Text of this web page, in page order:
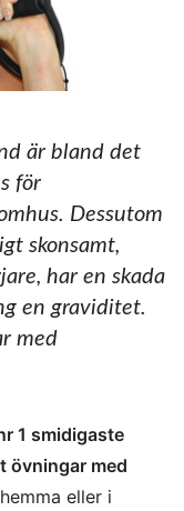
är bland det
för
Dessutom
skonsamt,
har en skada
en graviditet.
med
1 smidigaste
övningar med
eller i